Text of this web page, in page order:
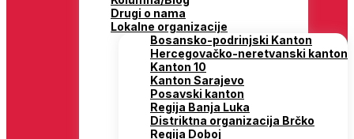
Drugi o nama
Lokalne organizacije
Bosansko-podrinjski Kanton
Hercegovačko-neretvanski kanton
Kanton 10
Kanton Sarajevo
Posavski kanton
Regija Banja Luka
Distriktna organizacija Brčko
Regija Doboj